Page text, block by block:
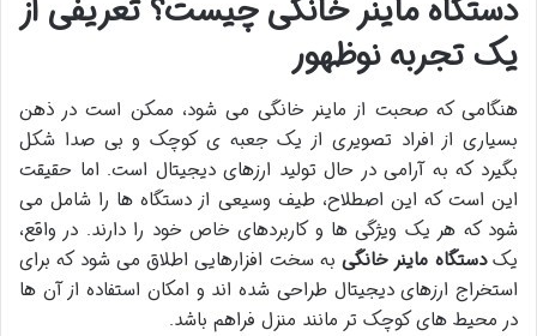
دستگاه ماینر خانگی چیست؟ تعریفی از
یک تجربه نوظهور
هنگامی که صحبت از ماینر خانگی می شود، ممکن است در ذهن
بسیاری از افراد تصویری از یک جعبه ی کوچک و بی صدا شکل
بگیرد که به آرامی در حال تولید ارزهای دیجیتال است. اما حقیقت
این است که این اصطلاح، طیف وسیعی از دستگاه ها را شامل می
شود که هر یک ویژگی ها و کاربردهای خاص خود را دارند. در واقع،
یکدستگاه ماینر خانگیبه سخت افزارهایی اطلاق می شود که برای
استخراج ارزهای دیجیتال طراحی شده اند و امکان استفاده از آن ها
در محیط های کوچک تر مانند منزل فراهم باشد.